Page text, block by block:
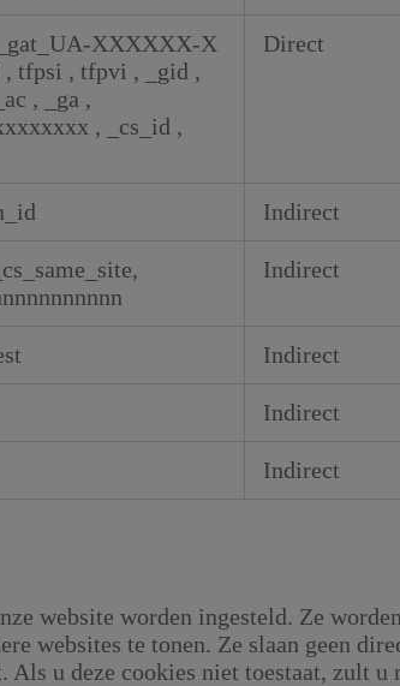
_gat_UA-XXXXXX-X
, tfpsi , tfpvi , _gid ,
, _ga ,
, _cs_id ,
Direct
Indirect
Indirect
Indirect
Indirect
Indirect
website worden ingesteld. Ze
websites te tonen. Ze slaan geen
u deze cookies niet toestaat, zult